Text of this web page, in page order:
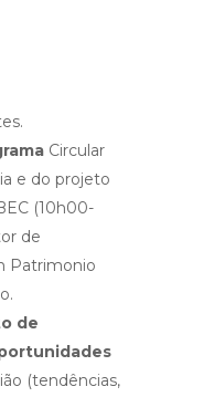
Circular
e do projeto
(10h00-
de
Patrimonio
de
(tendências,